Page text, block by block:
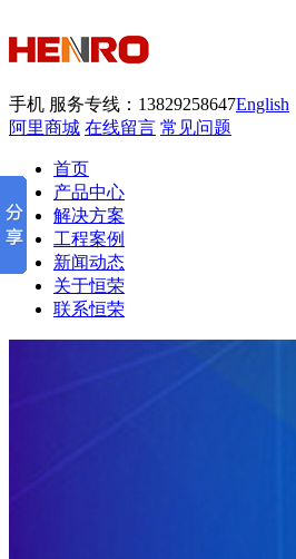
手机 服务专线：13829258647English
阿里商城 在线留言 常见问题
首页
产品中心
解决方案
工程案例
新闻动态
关于恒荣
联系恒荣